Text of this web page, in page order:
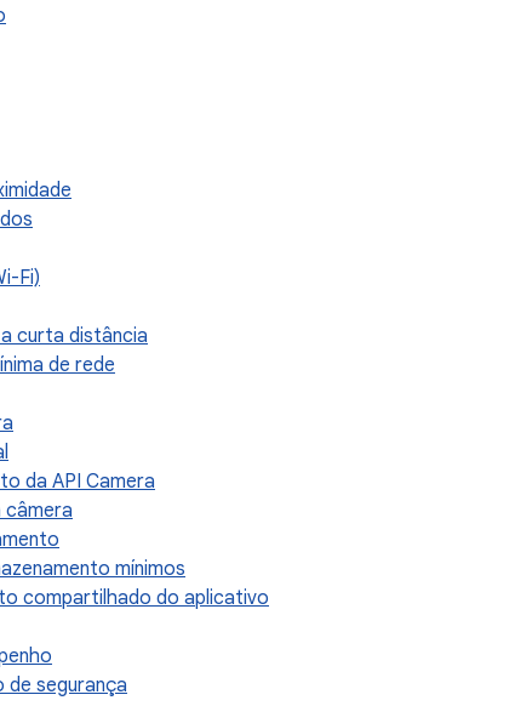
Fi)
curta distância
de rede
da API Camera
câmera
mínimos
compartilhado do aplicativo
de segurança